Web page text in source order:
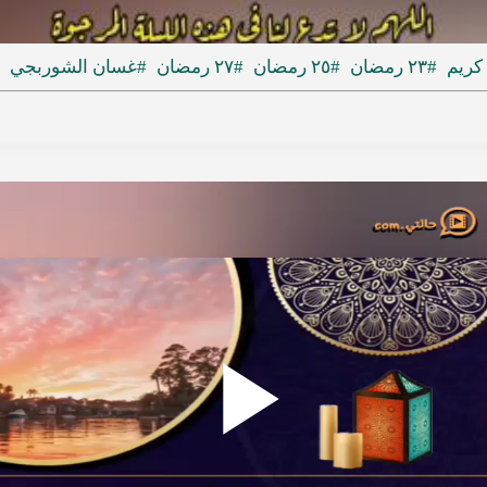
#٢٣ رمضان #٢٥ رمضان #٢٧ رمضان #غسان الشوربجي
Play